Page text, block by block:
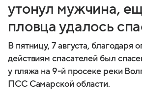
утонул мужчина,
пловца удалось
В пятницу, 7 августа, благодаря
действиям спасателей был
у пляжа на 9-й просеке реки
ПСС Самарской области.